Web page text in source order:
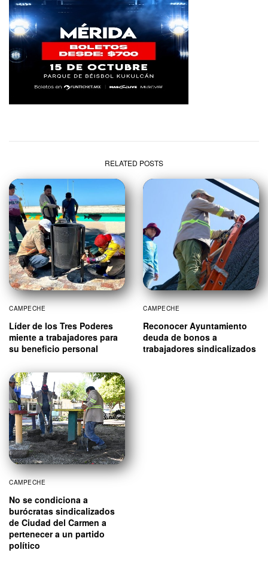
RELATED POSTS
CAMPECHE
Líder de los Tres Poderes
miente a trabajadores para
su beneficio personal
CAMPECHE
Reconocer Ayuntamiento
deuda de bonos a
trabajadores sindicalizados
CAMPECHE
No se condiciona a
burócratas sindicalizados
de Ciudad del Carmen a
pertenecer a un partido
político